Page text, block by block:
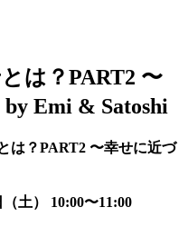
は？PART2 〜
Emi & Satoshi
は？PART2 〜幸せに近づ
土） 10:00〜11:00